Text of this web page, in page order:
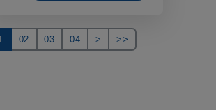
02 03 04 > >>